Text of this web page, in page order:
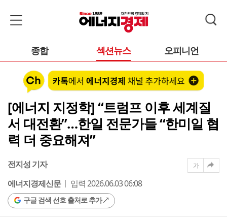
종합 섹션뉴스 오피니언
[에너지 지정학] “트럼프 이후 세계질
서 대전환”…한일 전문가들 “한미일 협
력 더 중요해져”
전지성 기자
에너지경제신문
입력 2026.06.03 06:08
구글 검색 선호 출처로 추가
가